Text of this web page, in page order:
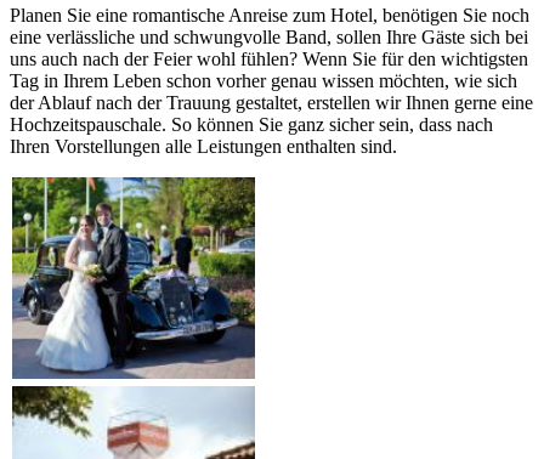
Planen Sie eine romantische Anreise zum Hotel, benötigen Sie noch
eine verlässliche und schwungvolle Band, sollen Ihre Gäste sich bei
uns auch nach der Feier wohl fühlen? Wenn Sie für den wichtigsten
Tag in Ihrem Leben schon vorher genau wissen möchten, wie sich
der Ablauf nach der Trauung gestaltet, erstellen wir Ihnen gerne eine
Hochzeitspauschale. So können Sie ganz sicher sein, dass nach
Ihren Vorstellungen alle Leistungen enthalten sind.